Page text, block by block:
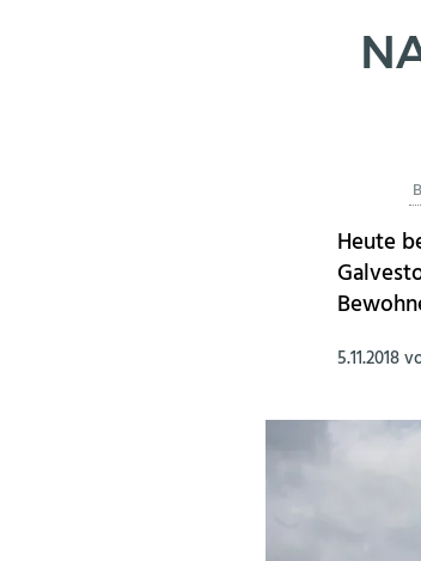
Heute
5.11.2018